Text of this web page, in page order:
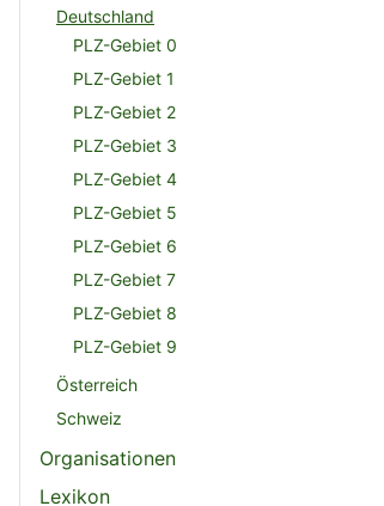
Deutschland
PLZ-Gebiet 0
PLZ-Gebiet 1
PLZ-Gebiet 2
PLZ-Gebiet 3
PLZ-Gebiet 4
PLZ-Gebiet 5
PLZ-Gebiet 6
PLZ-Gebiet 7
PLZ-Gebiet 8
PLZ-Gebiet 9
Österreich
Schweiz
Organisationen
Lexikon